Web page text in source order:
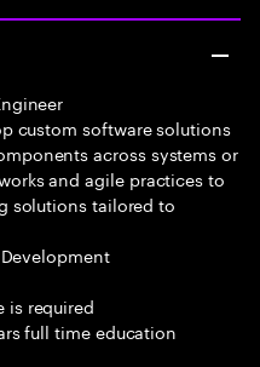
custom software solutions
across systems or
and agile practices to
solutions tailored to
is required
full time education